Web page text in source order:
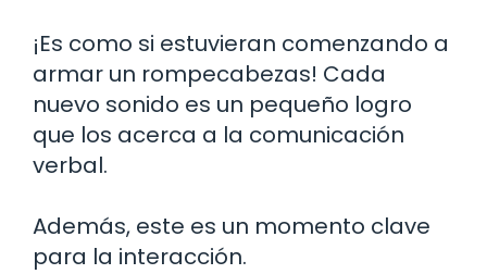
¡Es como si estuvieran comenzando a
armar un rompecabezas! Cada
nuevo sonido es un pequeño logro
que los acerca a la comunicación
verbal.
Además, este es un momento clave
para la interacción.